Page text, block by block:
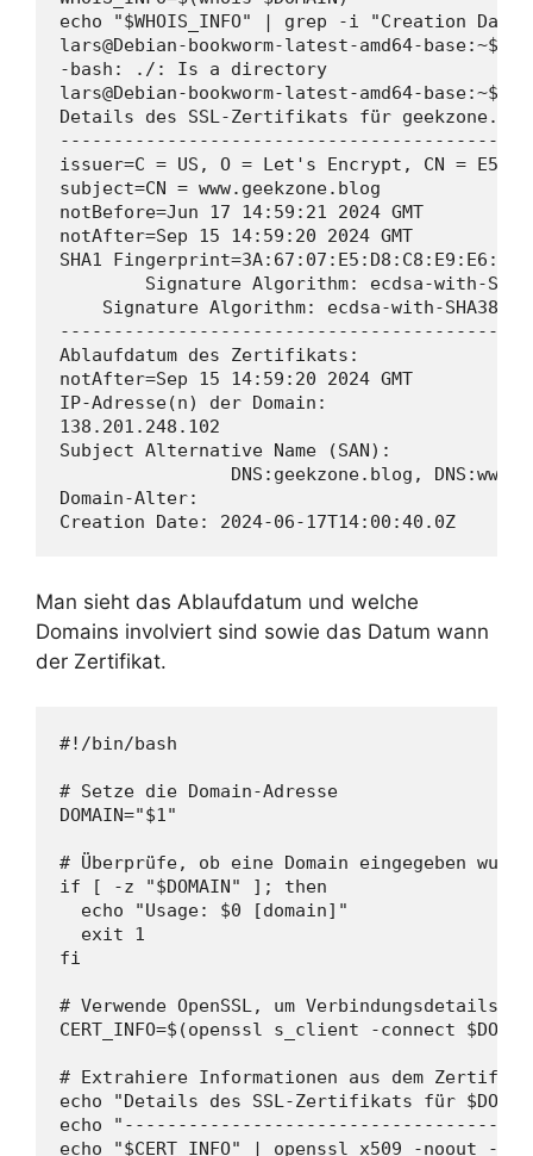
echo "$WHOIS_INFO" | grep -i "Creation
lars@Debian-bookworm-latest-amd64-base:~$ ./
-bash: ./: Is a directory
lars@Debian-bookworm-latest-amd64-
Details des SSL-Zertifikats für
issuer=C = US, O = Let's Encrypt, CN = E5
subject=CN = www.geekzone.blog
notBefore=Jun 17 14:59:21 2024 GMT
notAfter=Sep 15 14:59:20 2024 GMT
SHA1
Signature Algorithm: ecdsa-with-
    Signature Algorithm: ecdsa-with-SHA384
Ablaufdatum des Zertifikats:
notAfter=Sep 15 14:59:20 2024 GMT
IP-Adresse(n) der Domain:
138.201.248.102
Subject Alternative Name (SAN):
DNS:geekzone.blog,
Domain-Alter:
Creation Date: 2024-06-17T14:00:40.0Z
Man sieht das Ablaufdatum und welche
Domains involviert sind sowie das Datum wann
der Zertifikat.
#!/bin/bash
# Setze die Domain-Adresse
DOMAIN="$1"
# Überprüfe, ob eine Domain eingegeben wurde
if [ -z "$DOMAIN" ]; then
  echo "Usage: $0 [domain]"
  exit 1
fi
# Verwende OpenSSL, um Verbindungsdetails
CERT_INFO=$(openssl s_client -connect
# Extrahiere Informationen aus dem
echo "Details des SSL-Zertifikats für
echo
echo "$CERT_INFO" | openssl x509 -noout